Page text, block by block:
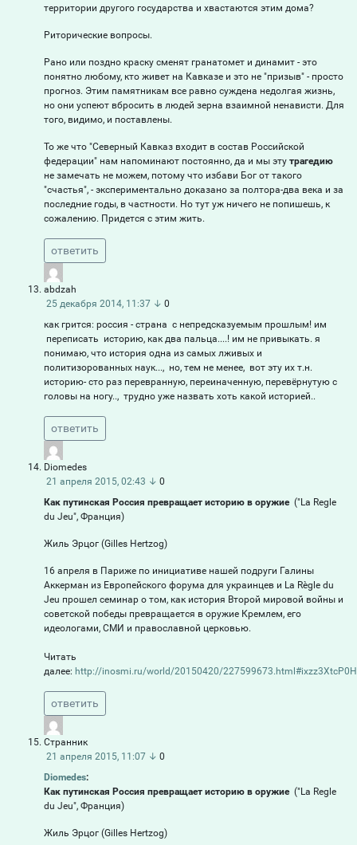
территории другого государства и хвастаются этим дома?
Риторические вопросы.
Рано или поздно краску сменят гранатомет и динамит - это
понятно любому, кто живет на Кавказе и это не "призыв" - просто
прогноз. Этим памятникам все равно суждена недолгая жизнь,
но они успеют вбросить в людей зерна взаимной ненависти. Для
того, видимо, и поставлены.
То же что "Северный Кавказ входит в состав Российской
федерации" нам напоминают постоянно, да и мы эту трагедию
не замечать не можем, потому что избави Бог от такого
"счастья", - экспериментально доказано за полтора-два века и за
последние годы, в частности. Но тут уж ничего не попишешь, к
сожалению. Придется с этим жить.
ответить
abdzah
25 декабря 2014, 11:37 ↓ 0
как грится: россия - страна с непредсказуемым прошлым! им
переписать историю, как два пальца....! им не привыкать. я
понимаю, что история одна из самых лживых и
политизорованных наук..., но, тем не менее, вот эту их т.н.
историю- сто раз перевранную, переиначенную, перевёрнутую с
головы на ногу.., трудно уже назвать хоть какой историей..
ответить
Diomedes
21 апреля 2015, 02:43 ↓ 0
Как путинская Россия превращает историю в оружие("La Regle
du Jeu", Франция)
Жиль Эрцог (Gilles Hertzog)
16 апреля в Париже по инициативе нашей подруги Галины
Аккерман из Европейского форума для украинцев и La Règle du
Jeu прошел семинар о том, как история Второй мировой войны и
советской победы превращается в оружие Кремлем, его
идеологами, СМИ и православной церковью.
Читать
далее: http://inosmi.ru/world/20150420/
ответить
Странник
21 апреля 2015, 11:07 ↓ 0
Diomedes:
Как путинская Россия превращает историю в оружие("La Regle
du Jeu", Франция)
Жиль Эрцог (Gilles Hertzog)